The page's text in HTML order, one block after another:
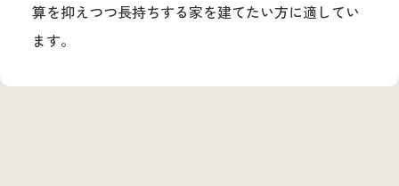
算を抑えつつ長持ちする家を建てたい方に適してい
ます。